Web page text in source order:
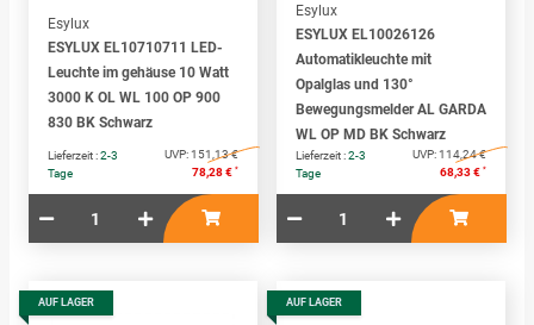
Esylux
ESYLUX EL10710711 LED-
Leuchte im gehäuse 10 Watt
3000 K OL WL 100 OP 900
830 BK Schwarz
Lieferzeit :2-3
Tage
UVP:151,13 €
78,28 € *
Esylux
ESYLUX EL10026126
Automatikleuchte mit
Opalglas und 130°
Bewegungsmelder AL GARDA
WL OP MD BK Schwarz
Lieferzeit :2-3
Tage
UVP:114,24 €
68,33 € *
AUF LAGER AUF LAGER